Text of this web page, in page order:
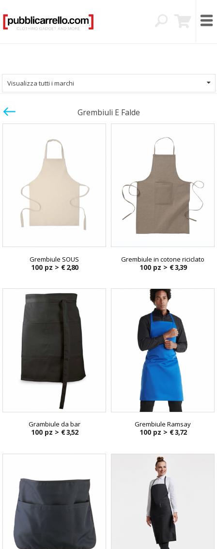
Visualizza tutti i marchi
Grembiuli E Falde
Grembiule SOUS
100 pz > € 2,80
Grembiule in cotone riciclato
100 pz > € 3,39
Grambiule da bar
100 pz > € 3,52
Grembiule Ramsay
100 pz > € 3,72